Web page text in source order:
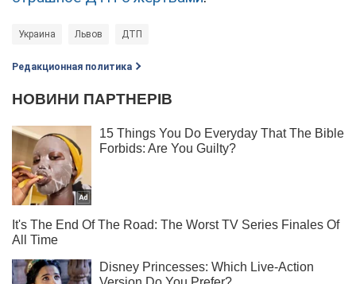
Украина Львов ДТП
Редакционная политика